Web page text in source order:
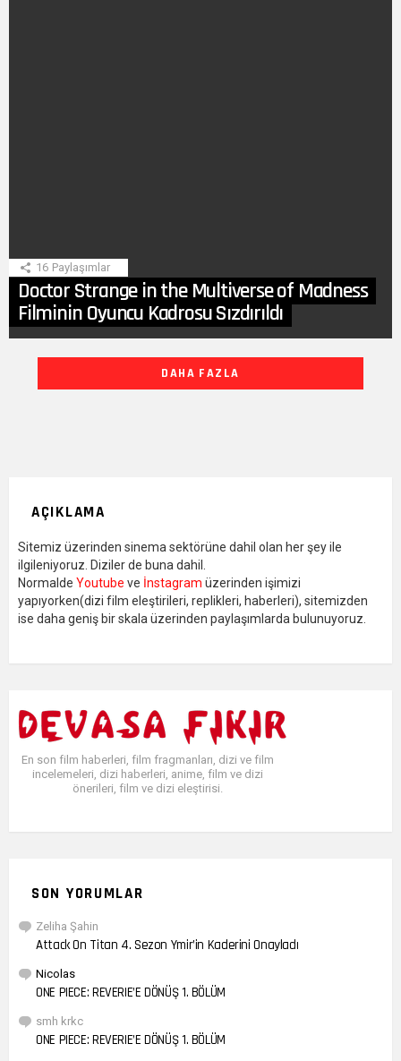
16 Paylaşımlar
Doctor Strange in the Multiverse of Madness
Filminin Oyuncu Kadrosu Sızdırıldı
DAHA FAZLA
AÇIKLAMA
Sitemiz üzerinden sinema sektörüne dahil olan her şey ile
ilgileniyoruz. Diziler de buna dahil.
Normalde Youtube ve İnstagram üzerinden işimizi
yapıyorken(dizi film eleştirileri, replikleri, haberleri), sitemizden
ise daha geniş bir skala üzerinden paylaşımlarda bulunuyoruz.
En son film haberleri, film fragmanları, dizi ve film
incelemeleri, dizi haberleri, anime, film ve dizi
önerileri, film ve dizi eleştirisi.
SON YORUMLAR
Zeliha Şahin
Attack On Titan 4. Sezon Ymir’in Kaderini Onayladı
Nicolas
ONE PIECE: REVERIE’E DÖNÜŞ 1. BÖLÜM
smh krkc
ONE PIECE: REVERIE’E DÖNÜŞ 1. BÖLÜM